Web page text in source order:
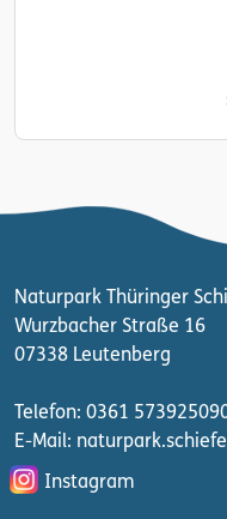
Naturpark Thüringer
Wurzbacher Straße 16
07338 Leutenberg
Telefon: 0361
E-Mail:
Instagram